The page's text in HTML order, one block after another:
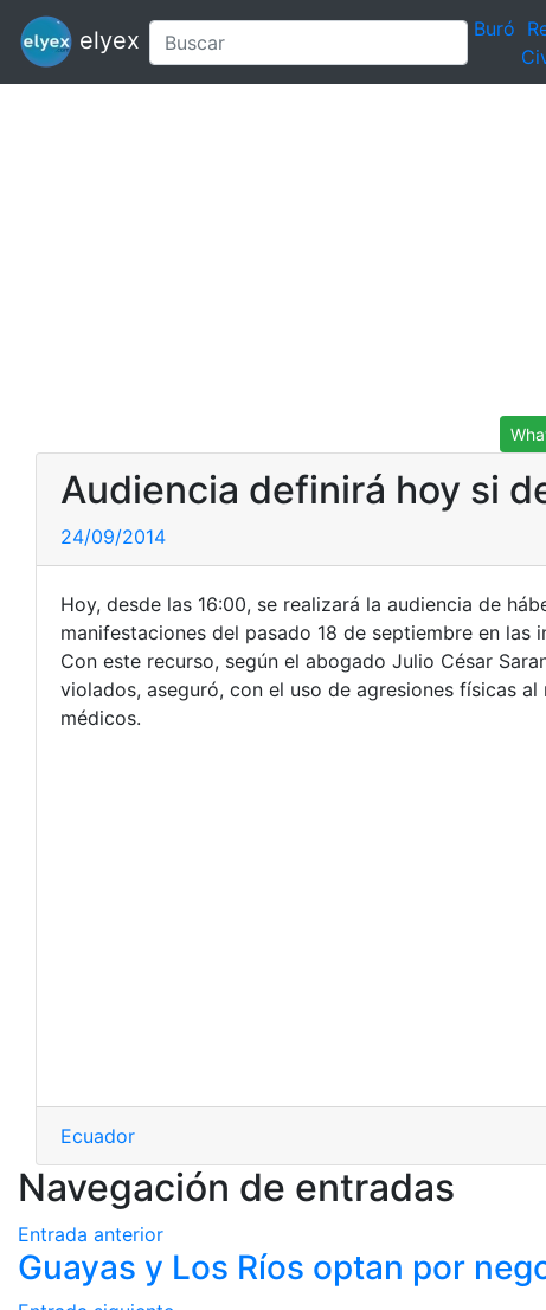
elyex Buró
Audiencia definirá hoy si
24/09/2014
Hoy, desde las 16:00, se realizará la audiencia de
manifestaciones del pasado 18 de septiembre en las
Con este recurso, según el abogado Julio César
violados, aseguró, con el uso de agresiones físicas
médicos.
Ecuador
Navegación de entradas
Entrada anterior
Guayas y Los Ríos optan por